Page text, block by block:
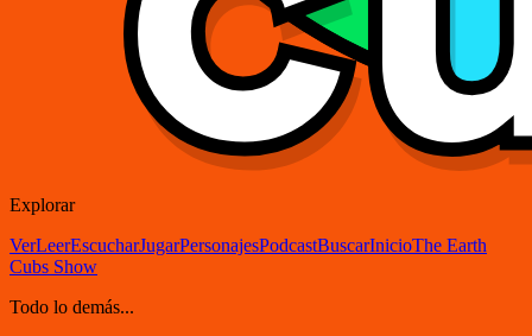
Explorar
VerLeerEscucharJugarPersonajesPodcastBuscarInicioThe Earth
Cubs Show
Todo lo demás...